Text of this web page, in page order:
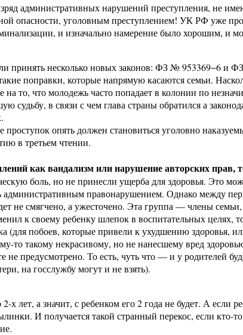
административных нарушений преступления, не
опасности, уголовным преступлением! УК РФ уже
и изначально намерение было хорошим, и
принять несколько новых законов: ФЗ № 953369−6 и
поправки, которые напрямую касаются семьи.
то, что молодежь часто попадает в колонии по
в связи с чем глава страны обратился а
опять должен становиться уголовно
в третьем чтении.
как вандализм или нарушение авторских прав,
боль, но не принесли ущерба для здоровья. Это
правонарушением. Однако между
не смягчено, а ужесточено. Эта группа — члены
к своему ребенку шлепок в воспитательных целях,
побоев, которые привели к ухудшению здоровья,
то такому некрасивому, но не нанесшему вред
предусмотрено. То есть, чуть что — и у родителей
на госслужбу могут и не взять).
лет, а значит, с ребенком его 2 года не будет. А если
И получается такой странный перекос, если кто-